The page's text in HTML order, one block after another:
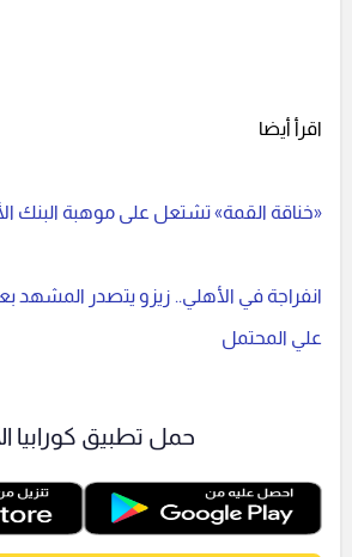
اقرأ أيضا
«خناقة القمة» تشتعل على موهبة البنك
انفراجة في الأهلي.. زيزو يتصدر المشهد
علي المحتمل
حمل تطبيق كورابيا